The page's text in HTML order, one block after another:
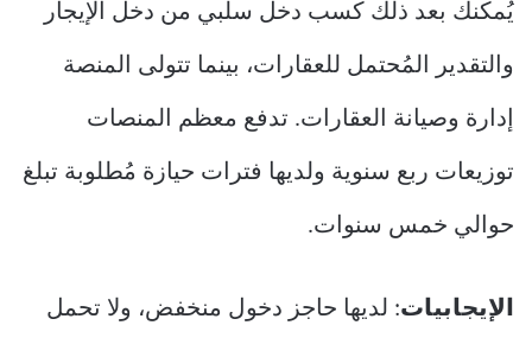
يُمكنك بعد ذلك كسب دخل سلبي من دخل الإيجار
والتقدير المُحتمل للعقارات، بينما تتولى المنصة
إدارة وصيانة العقارات. تدفع معظم المنصات
توزيعات ربع سنوية ولديها فترات حيازة مُطلوبة تبلغ
حوالي خمس سنوات.
الإيجابيات: لديها حاجز دخول منخفض، ولا تحمل